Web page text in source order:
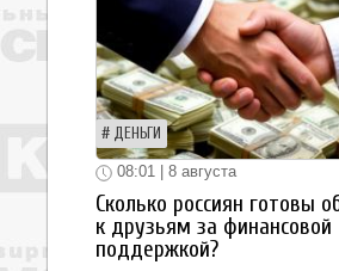
ДЕНЬГИ
08:01 | 8 августа
Сколько россиян готовы
к друзьям за финансовой
поддержкой?